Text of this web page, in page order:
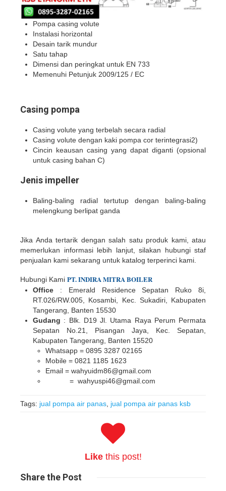
Pompa casing volute
Instalasi horizontal
Desain tarik mundur
Satu tahap
Dimensi dan peringkat untuk EN 733
Memenuhi Petunjuk 2009/125 / EC
Casing pompa
Casing volute yang terbelah secara radial
Casing volute dengan kaki pompa cor terintegrasi2)
Cincin keausan casing yang dapat diganti (opsional
untuk casing bahan C)
Jenis impeller
Baling-baling radial tertutup dengan baling-baling
melengkung berlipat ganda
Jika Anda tertarik dengan salah satu produk kami, atau
memerlukan informasi lebih lanjut, silakan hubungi staf
penjualan kami sekarang untuk katalog terperinci kami.
Hubungi Kami PT.INDIRAMITRA BOILER
Office : Emerald Residence Sepatan Ruko 8i,
RT.026/RW.005, Kosambi, Kec. Sukadiri, Kabupaten
Tangerang, Banten 15530
Gudang : Blk. D19 Jl. Utama Raya Perum Permata
Sepatan No.21, Pisangan Jaya, Kec. Sepatan,
Kabupaten Tangerang, Banten 15520
Whatsapp = 0895 3287 02165
Mobile = 0821 1185 1623
Email = wahyuidm86@gmail.com
= wahyuspi46@gmail.com
Tags: jual pompa air panas jual pompa air panas ksb
Likethis post!
Sharethe Post